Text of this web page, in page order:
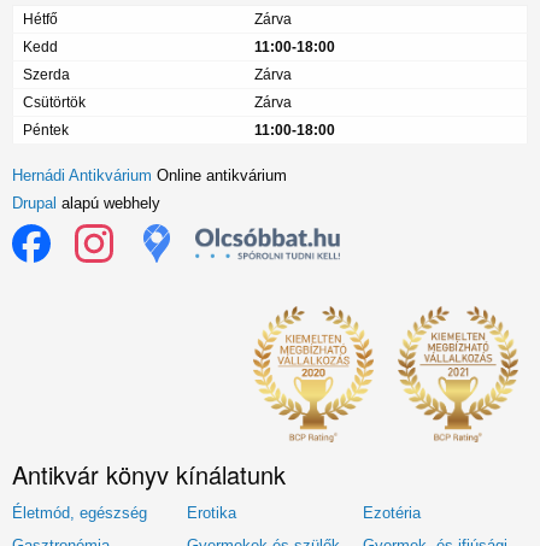
Hétfő
Zárva
Kedd
11:00-18:00
Szerda
Zárva
Csütörtök
Zárva
Péntek
11:00-18:00
Hernádi Antikvárium Online antikvárium
Drupal alapú webhely
Antikvár könyv kínálatunk
Életmód, egészség Erotika
Ezotéria